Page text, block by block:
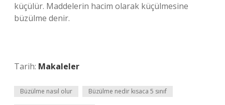
küçülür. Maddelerin hacim olarak küçülmesine
büzülme denir.
Tarih: Makaleler
Büzülme nasıl olur Büzülme nedir kısaca 5 sınıf